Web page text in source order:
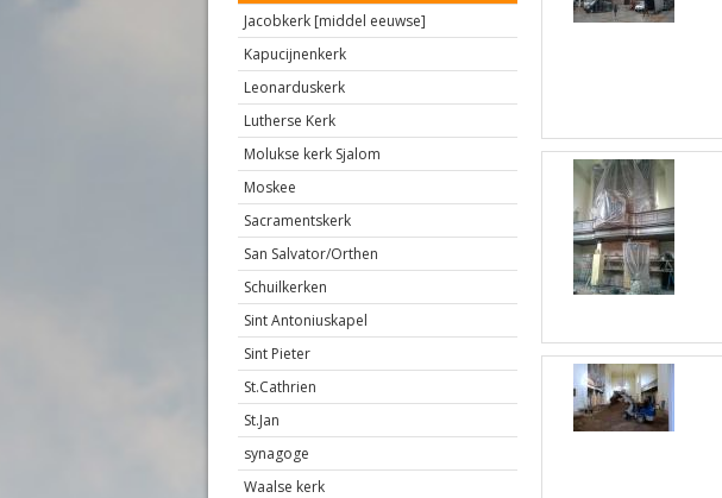
Jacobkerk [middel eeuwse]
Kapucijnenkerk
Leonarduskerk
Lutherse Kerk
Molukse kerk Sjalom
Moskee
Sacramentskerk
San Salvator/Orthen
Schuilkerken
Sint Antoniuskapel
Sint Pieter
St.Cathrien
St.Jan
synagoge
Waalse kerk